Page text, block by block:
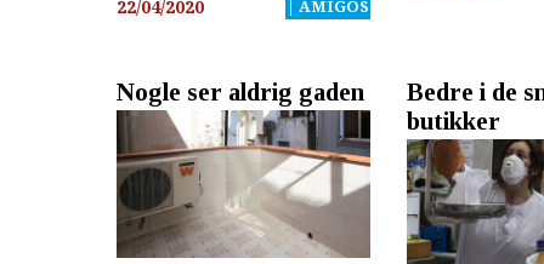
22/04/2020 | AMIGOS
Nogle ser aldrig gaden
Bedre i de
butikker